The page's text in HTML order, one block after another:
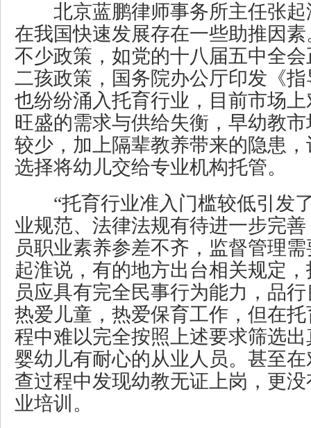
北京蓝鹏律师事务所主任张起
在我国快速发展存在一些助推因
不少政策，如党的十八届五中全
二孩政策，国务院办公厅印发《
也纷纷涌入托育行业，目前市场
旺盛的需求与供给失衡，早幼教
较少，加上隔辈教养带来的隐患
选择将幼儿交给专业机构托管。
“托育行业准入门槛较低引发
业规范、法律法规有待进一步完
员职业素养参差不齐，监督管理
起淮说，有的地方出台相关规定
员应具有完全民事行为能力，品
热爱儿童，热爱保育工作，但在
程中难以完全按照上述要求筛选
婴幼儿有耐心的从业人员。甚至
查过程中发现幼教无证上岗，更
业培训。